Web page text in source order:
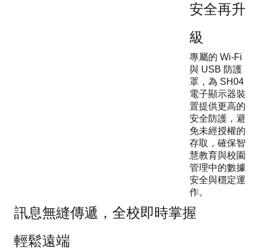
安全再升
級
專屬的 Wi-Fi
與 USB 防護
罩，為 SH04
電子顯示器裝
置提供更高的
安全防護，避
免未經授權的
存取，確保智
慧教育與校園
管理中的數據
安全與穩定運
作。
訊息無縫傳遞，全校即時掌握
輕鬆遠端